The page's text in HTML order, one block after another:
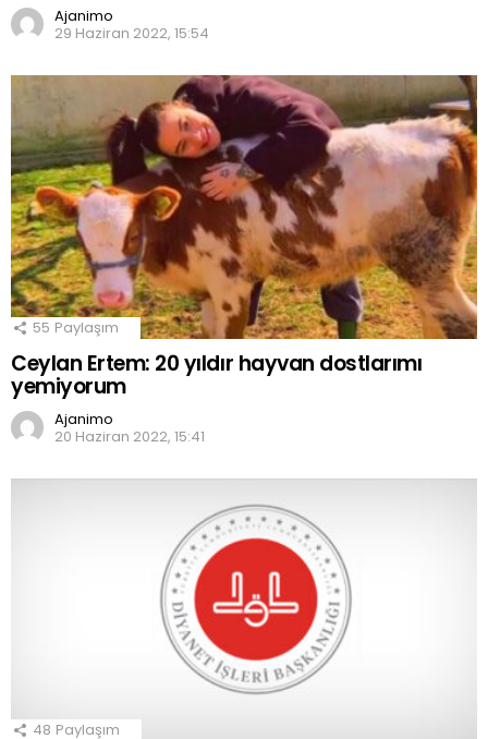
Ajanimo
29 Haziran 2022, 15:54
55 Paylaşım
Ceylan Ertem: 20 yıldır hayvan dostlarımı
yemiyorum
Ajanimo
20 Haziran 2022, 15:41
48 Paylaşım